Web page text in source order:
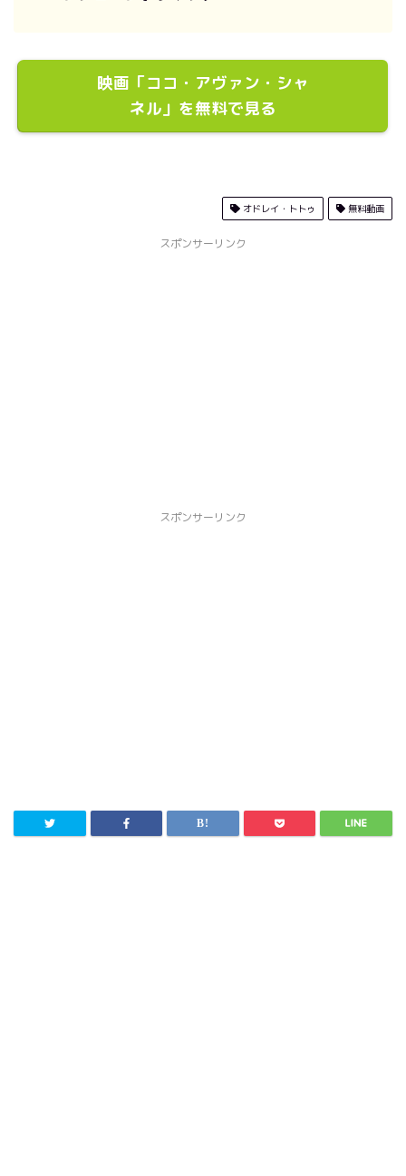
映画「ココ・アヴァン・シャ
ネル」を無料で見る
オドレイ・トトゥ 無料動画
スポンサーリンク
スポンサーリンク